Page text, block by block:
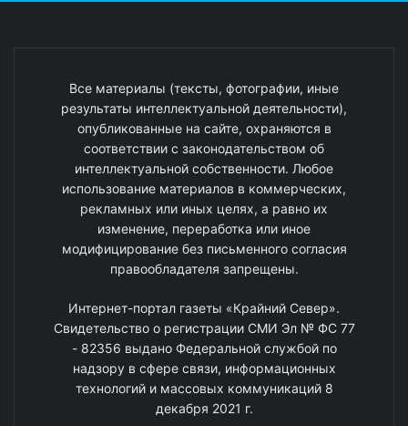
Все материалы (тексты, фотографии, иные
результаты интеллектуальной деятельности),
опубликованные на сайте, охраняются в
соответствии с законодательством об
интеллектуальной собственности. Любое
использование материалов в коммерческих,
рекламных или иных целях, а равно их
изменение, переработка или иное
модифицирование без письменного согласия
правообладателя запрещены.
Интернет-портал газеты «Крайний Север».
Свидетельство о регистрации СМИ Эл № ФС 77
- 82356 выдано Федеральной службой по
надзору в сфере связи, информационных
технологий и массовых коммуникаций 8
декабря 2021 г.